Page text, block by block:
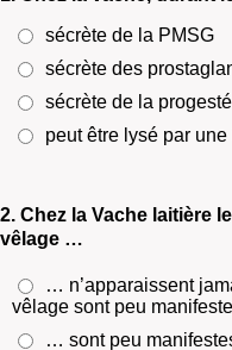
sécrète de la PMSG
sécrète des
sécrète de la
peut être lysé par
2. Chez la Vache laitière
vêlage …
… n’apparaissent
vêlage sont peu
… sont peu